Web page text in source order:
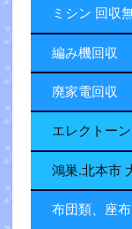
ミシン 回収
編み機回収
廃家電回収
エレクトー
鴻巣.北本市
布団類、座